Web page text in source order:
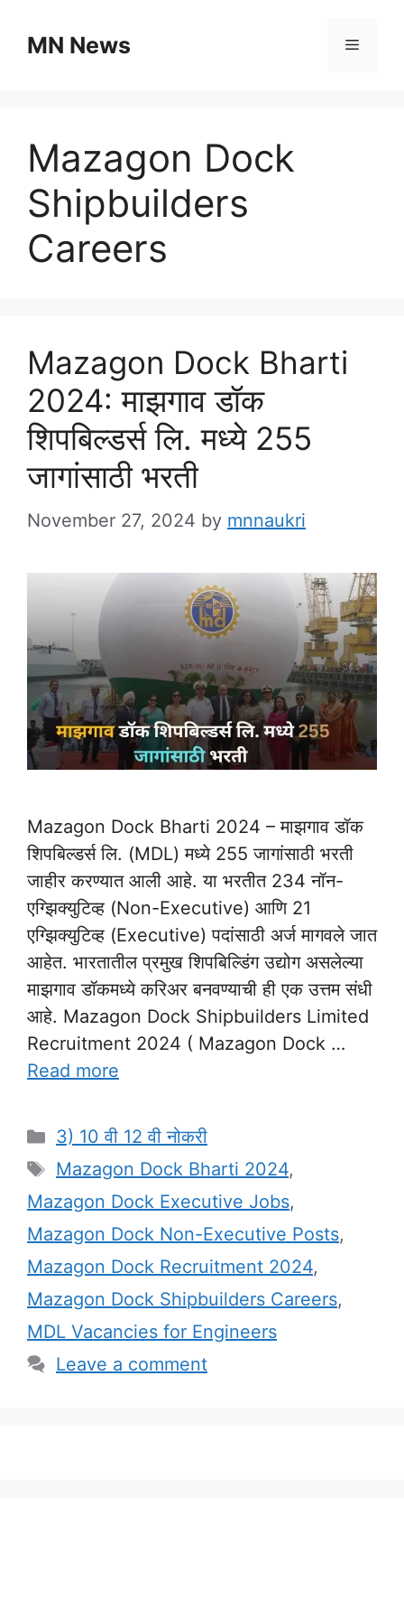
MN News Menu
Mazagon Dock
Shipbuilders
Careers
Mazagon Dock Bharti
2024: माझगाव डॉक
शिपबिल्डर्स लि. मध्ये 255
जागांसाठी भरती
November 27, 2024 by mnnaukri
Mazagon Dock Bharti 2024 – माझगाव डॉक
शिपबिल्डर्स लि. (MDL) मध्ये 255 जागांसाठी भरती
जाहीर करण्यात आली आहे. या भरतीत 234 नॉन-
एग्झिक्युटिव्ह (Non-Executive) आणि 21
एग्झिक्युटिव्ह (Executive) पदांसाठी अर्ज मागवले जात
आहेत. भारतातील प्रमुख शिपबिल्डिंग उद्योग असलेल्या
माझगाव डॉकमध्ये करिअर बनवण्याची ही एक उत्तम संधी
आहे. Mazagon Dock Shipbuilders Limited
Recruitment 2024 ( Mazagon Dock …
Read more
Categories
3) 10 वी 12 वी नोकरी
Tags
Mazagon Dock Bharti 2024,
Mazagon Dock Executive Jobs,
Mazagon Dock Non-Executive Posts,
Mazagon Dock Recruitment 2024,
Mazagon Dock Shipbuilders Careers,
MDL Vacancies for Engineers
Leave a comment